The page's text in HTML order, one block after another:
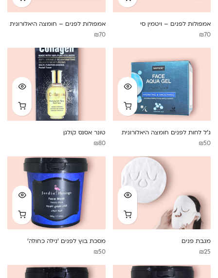
אמפולות לפנים – ויטמין סי
₪70
אמפולות לפנים – חומצה היאלורונית
₪70
ג’ל לחות לפנים חומצה היאלורונית
₪50
טונר אסנס קולגן
₪80
מגבת פנים
₪25
מסכת בוץ לפנים ‘נילה כחולה’
₪50